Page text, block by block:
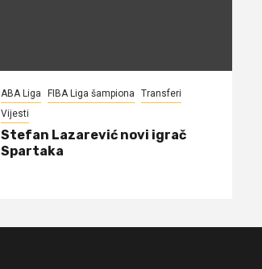
ABA Liga FIBA Liga šampiona
Transferi
Vijesti
Stefan Lazarević novi igrač
Spartaka